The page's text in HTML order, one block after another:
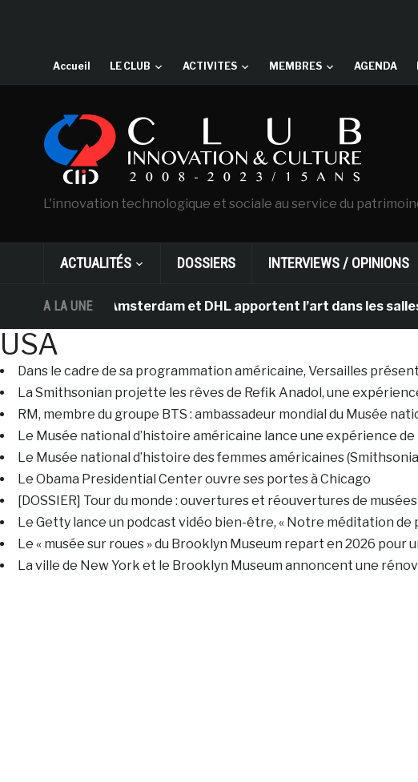
Accueil LE CLUB ACTIVITES MEMBRES AGENDA
L'innovation technologique et sociale au service du
ACTUALITÉS DOSSIERS INTERVIEWS / OPINIONS
A LA UNE
Gogh d’Amsterdam et DHL apportent l’art dans les salles de
USA
Dans le cadre de sa programmation américaine, Versailles
La Smithsonian projette les rêves de Refik Anadol, une
RM, membre du groupe BTS : ambassadeur mondial du Musée
Le Musée national d’histoire américaine lance une expérience
Le Musée national d’histoire des femmes américaines
Le Obama Presidential Center ouvre ses portes à Chicago
[DOSSIER] Tour du monde : ouvertures et réouvertures de
Le Getty lance un podcast vidéo bien-être, « Notre méditation de
Le « musée sur roues » du Brooklyn Museum repart en 2026 pour
La ville de New York et le Brooklyn Museum annoncent une